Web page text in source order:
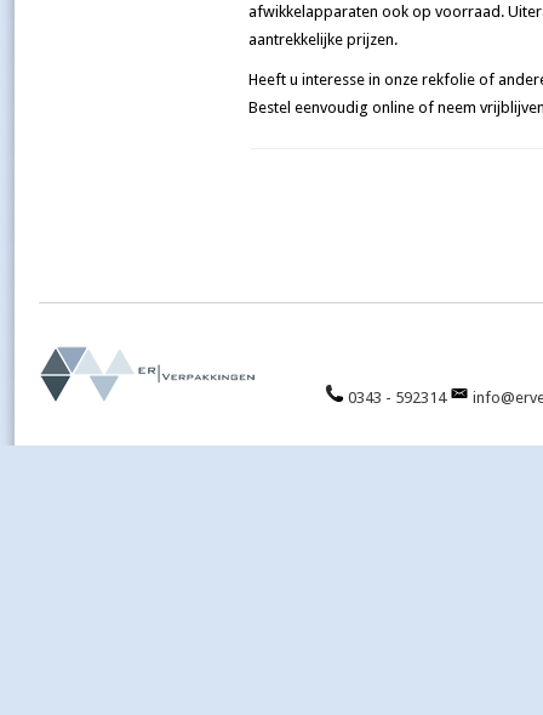
afwikkelapparaten ook op voorraad.
aantrekkelijke prijzen.
Heeft u interesse in onze rekfolie of
Bestel eenvoudig online of neem
0343 - 592314